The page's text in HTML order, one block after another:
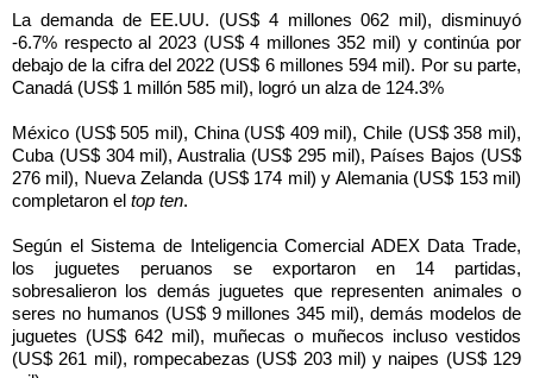
La demanda de EE.UU. (US$ 4 millones 062 mil), disminuyó
-6.7% respecto al 2023 (US$ 4 millones 352 mil) ycontinúa por
debajo de la cifra del 2022 (US$ 6 millones 594 mil). Por su parte,
Canadá (US$ 1 millón 585 mil), logró un alza de 124.3%
México (US$ 505 mil), China (US$ 409 mil), Chile (US$ 358 mil),
Cuba (US$ 304 mil), Australia (US$ 295 mil), Países Bajos (US$
276 mil), Nueva Zelanda (US$ 174 mil) y Alemania (US$ 153 mil)
completaron el top ten.
Según el Sistema de Inteligencia Comercial ADEX Data Trade,
los juguetes peruanos se exportaron en 14 partidas,
sobresalieron los demás juguetes que representen animales o
seres no humanos (US$ 9 millones 345 mil), demás modelos de
juguetes (US$ 642 mil), muñecas o muñecos incluso vestidos
(US$ 261 mil), rompecabezas (US$ 203 mil) y naipes (US$ 129